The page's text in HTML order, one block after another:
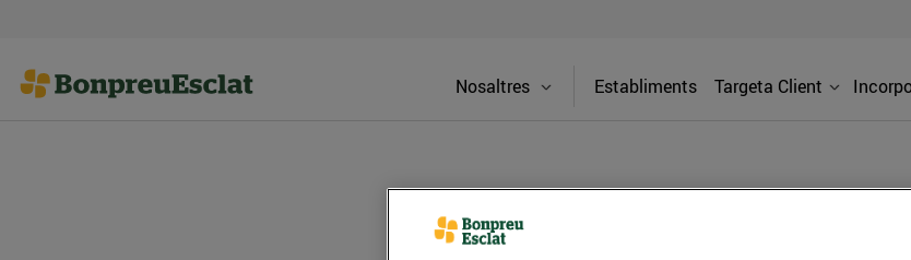
Nosaltres Establiments Targeta Client